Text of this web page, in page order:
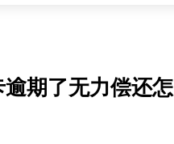
逾期了无力偿还怎